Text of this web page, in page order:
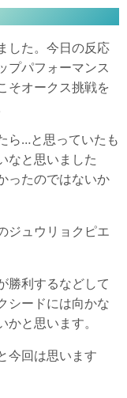
した。今日の反応
プパフォーマンス
そオークス挑戦を
ら…と思っていたも
なと思いました
ったのではないか
ジュウリョクピエ
勝利するなどして
シードには向かな
と思います。
今回は思います